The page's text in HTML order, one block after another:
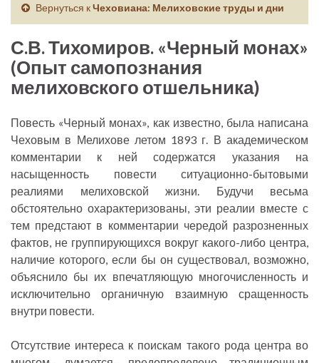
Вернуться кЧеховиана: Мелиховские труды и дни
С.В. Тихомиров. «Черный монах»
(Опыт самопознания
мелиховского отшельника)
Повесть «Черный монах», как известно, была написана
Чеховым в Мелихове летом 1893 г. В академическом
комментарии к ней содержатся указания на
насыщенность повести ситуационно-бытовыми
реалиями мелиховской жизни. Будучи весьма
обстоятельно охарактеризованы, эти реалии вместе с
тем предстают в комментарии чередой разрозненных
фактов, не группирующихся вокруг какого-либо центра,
наличие которого, если бы он существовал, возможно,
объяснило бы их впечатляющую многочисленность и
исключительно органичную взаимную сращенность
внутри повести.
Отсутствие интереса к поискам такого рода центра во